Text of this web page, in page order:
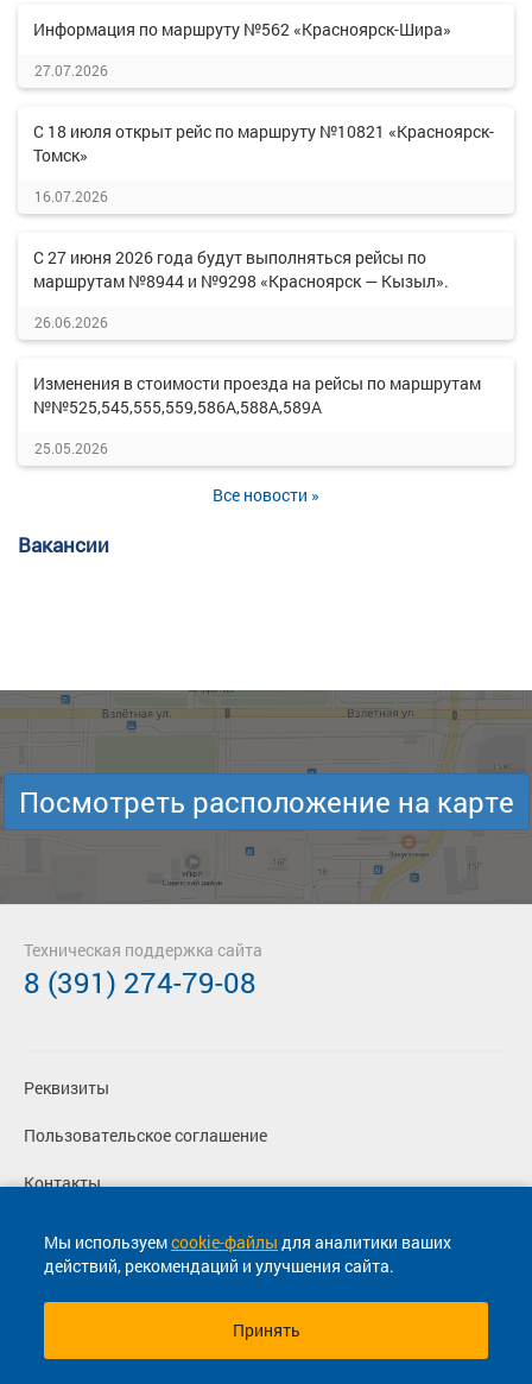
Информация по маршруту №562 «Красноярск-Шира»
27.07.2026
С 18 июля открыт рейс по маршруту №10821 «Красноярск-
Томск»
16.07.2026
С 27 июня 2026 года будут выполняться рейсы по
маршрутам №8944 и №9298 «Красноярск — Кызыл».
26.06.2026
Изменения в стоимости проезда на рейсы по маршрутам
№№525,545,555,559,586А,588А,589А
25.05.2026
Все новости »
Вакансии
Мы используемcookie-файлы для аналитики ваших
действий, рекомендаций и улучшения сайта.
Принять
Посмотреть расположение на карте
Реквизиты
Пользовательское соглашение
Контакты
Политика конфиденциальности
Перевозчикам
Техническая поддержка сайта
8 (391) 274-79-08
© 2013-2026, ООО "Капитал"- Онлайн сервис продажи